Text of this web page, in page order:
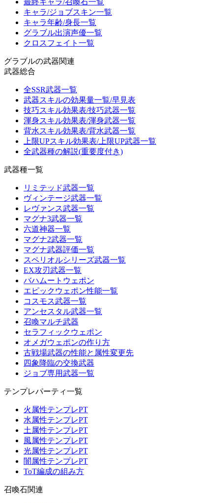
最終キャラ/召喚石一覧
キャラ/ジョブスキン一覧
キャラ年齢/身長一覧
グラブル出演声優一覧
クロスフェイト一覧
グラブルの武器関連
武器総合
全SSR武器一覧
武器スキルの効果量一覧/早見表
技巧スキル効果表/技巧武器一覧
渾身スキル効果表/渾身武器一覧
背水スキル効果表/背水武器一覧
上限UPスキル効果表/上限UP武器一覧
全武器種の解説(重要度付き)
武器種一覧
リミテッド武器一覧
ヴィンテージ武器一覧
レヴァンス武器一覧
マグナ3武器一覧
六道神器一覧
マグナ2武器一覧
マグナ武器評価一覧
スペリオルシリーズ武器一覧
EX攻刃武器一覧
バハムートウェポン
エピックウェポン性能一覧
コスモス武器一覧
アンセスタル武器一覧
召喚マルチ武器
セラフィックウェポン
オメガウェポンの作り方
古戦場武器の性能と属性変更先
四象降臨の交換武器
ジョブ専用武器一覧
テンプレパーティ一覧
火属性テンプレPT
水属性テンプレPT
土属性テンプレPT
風属性テンプレPT
光属性テンプレPT
闇属性テンプレPT
ToT編成の組み方
召喚石関連